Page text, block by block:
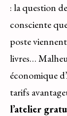
: la question
consciente
poste
livres…
économique
tarifs
l’atelier